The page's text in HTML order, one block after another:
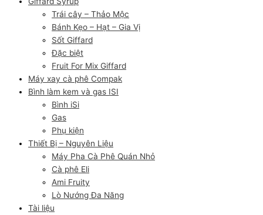
Trái cây – Thảo Mộc
Bánh Kẹo – Hạt – Gia Vị
Sốt Giffard
Đặc biệt
Fruit For Mix Giffard
Máy xay cà phê Compak
Bình làm kem và gas ISI
Bình iSi
Gas
Phụ kiện
Thiết Bị – Nguyên Liệu
Máy Pha Cà Phê Quán Nhỏ
Cà phê Eli
Ami Fruity
Lò Nướng Đa Năng
Tài liệu